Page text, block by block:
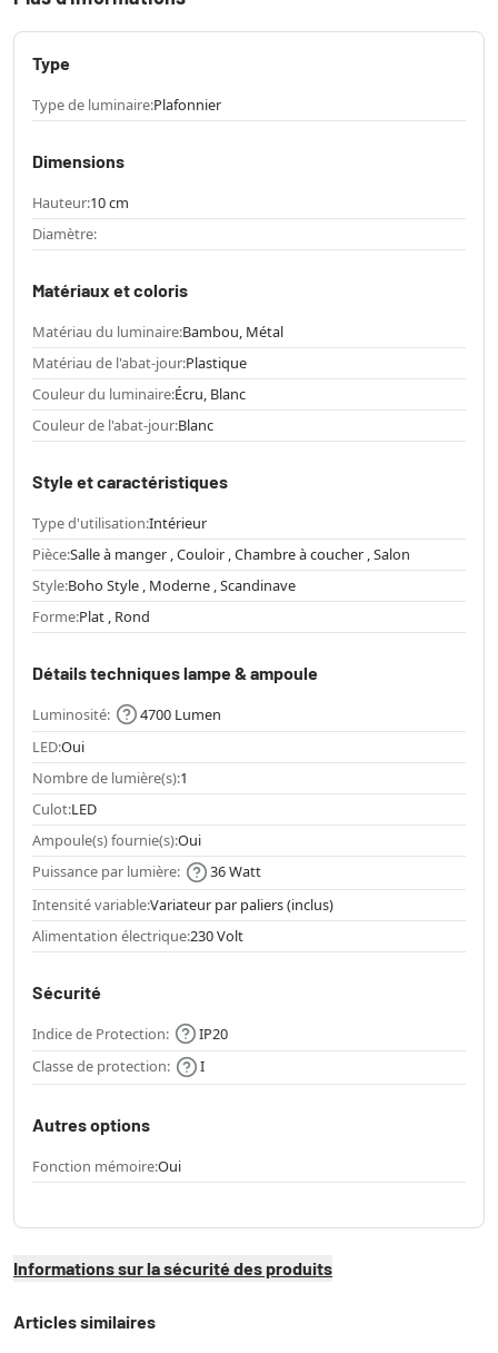
Type
Type de luminaire:Plafonnier
Dimensions
Hauteur:10 cm
Diamètre:
Matériaux et coloris
Matériau du luminaire:Bambou, Métal
Matériau de l'abat-jour:Plastique
Couleur du luminaire:Écru, Blanc
Couleur de l'abat-jour:Blanc
Style et caractéristiques
Type d'utilisation:Intérieur
Pièce:Salle à manger , Couloir , Chambre à coucher , Salon
Style:Boho Style , Moderne , Scandinave
Forme:Plat , Rond
Détails techniques lampe & ampoule
Luminosité:
4700 Lumen
LED:Oui
Nombre de lumière(s):1
Culot:LED
Ampoule(s) fournie(s):Oui
Puissance par lumière:
36 Watt
Intensité variable:Variateur par paliers (inclus)
Alimentation électrique:230 Volt
Sécurité
Indice de Protection:
IP20
Classe de protection:
I
Autres options
Fonction mémoire:Oui
Informations sur la sécurité des produits
Articles similaires